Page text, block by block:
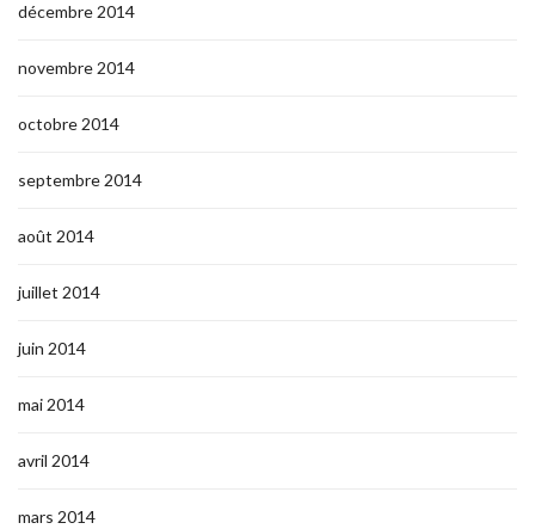
décembre 2014
novembre 2014
octobre 2014
septembre 2014
août 2014
juillet 2014
juin 2014
mai 2014
avril 2014
mars 2014